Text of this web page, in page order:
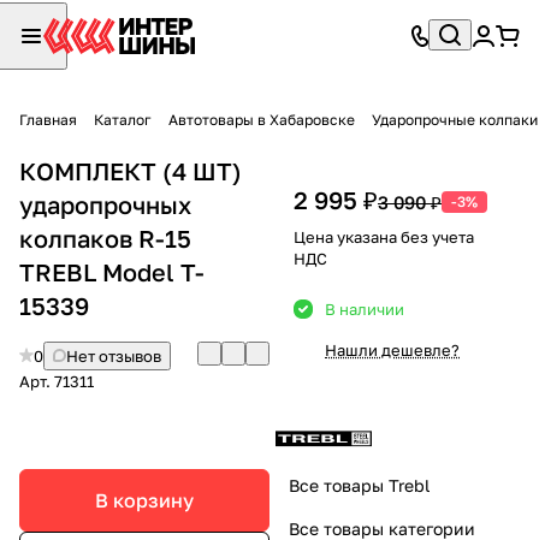
Главная Каталог Автотовары в Хабаровске Ударопрочные
КОМПЛЕКТ (4 ШТ)
ударопрочных
колпаков R-15
TREBL Model T-
15339
0
Нет отзывов
Арт. 71311
В корзину
2 995 ₽3 090 ₽ -3%
Цена указана без учета
НДС
В наличии
Нашли дешевле?
Все товары Trebl
Все товары категории